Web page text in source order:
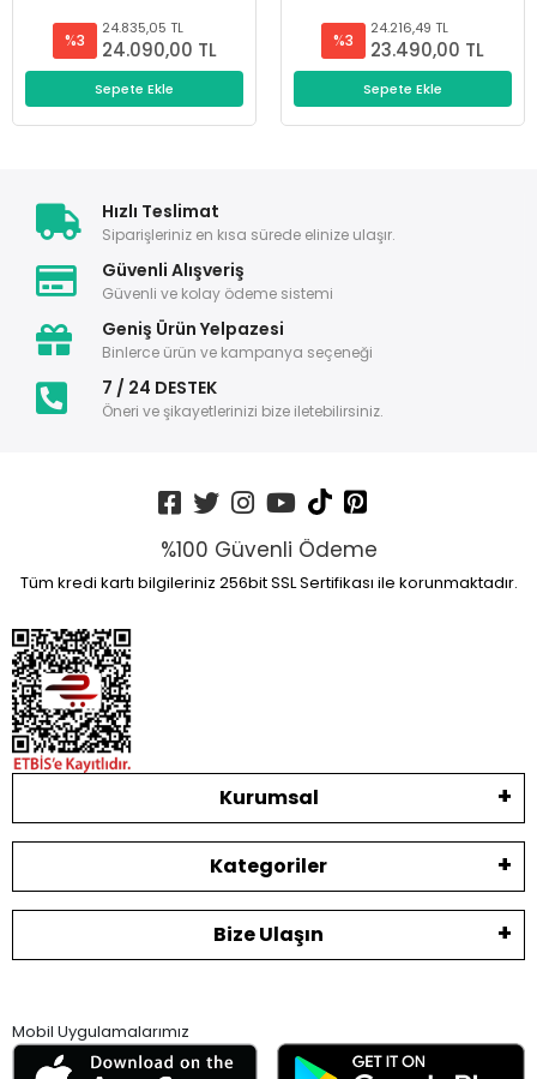
%3
24.835,05 TL
24.090,00 TL
Sepete Ekle
%3
24.216,49 TL
23.490,00 TL
Sepete Ekle
Hızlı Teslimat
Siparişleriniz en kısa sürede elinize ulaşır.
Güvenli Alışveriş
Güvenli ve kolay ödeme sistemi
Geniş Ürün Yelpazesi
Binlerce ürün ve kampanya seçeneği
7 / 24 DESTEK
Öneri ve şikayetlerinizi bize iletebilirsiniz.
%100 Güvenli Ödeme
Tüm kredi kartı bilgileriniz 256bit SSL Sertifikası ile korunmaktadır.
Kurumsal
Kategoriler
Bize Ulaşın
Mobil Uygulamalarımız